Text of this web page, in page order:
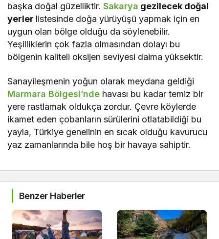
başka doğal güzelliktir.Sakarya gezilecek doğal
yerler listesinde doğa yürüyüşü yapmak için en
uygun olan bölge olduğu da söylenebilir.
Yeşilliklerin çok fazla olmasından dolayı bu
bölgenin kaliteli oksijen seviyesi daima yüksektir.
Sanayileşmenin yoğun olarak meydana geldiği
Marmara Bölgesi’nde havası bu kadar temiz bir
yere rastlamak oldukça zordur. Çevre köylerde
ikamet eden çobanların sürülerini otlatabildiği bu
yayla, Türkiye genelinin en sıcak olduğu kavurucu
yaz zamanlarında bile hoş bir havaya sahiptir.
Benzer Haberler